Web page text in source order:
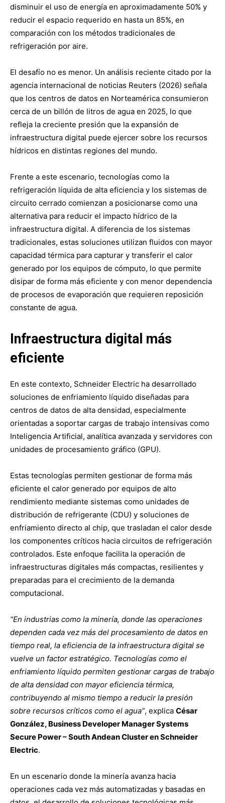
disminuir el uso de energía en aproximadamente 50% y
reducir el espacio requerido en hasta un 85%, en
comparación con los métodos tradicionales de
refrigeración por aire.
El desafío no es menor. Un análisis reciente citado por la
agencia internacional de noticias Reuters (2026) señala
que los centros de datos en Norteamérica consumieron
cerca de un billón de litros de agua en 2025, lo que
refleja la creciente presión que la expansión de
infraestructura digital puede ejercer sobre los recursos
hídricos en distintas regiones del mundo.
Frente a este escenario, tecnologías como la
refrigeración líquida de alta eficiencia y los sistemas de
circuito cerrado comienzan a posicionarse como una
alternativa para reducir el impacto hídrico de la
infraestructura digital. A diferencia de los sistemas
tradicionales, estas soluciones utilizan fluidos con mayor
capacidad térmica para capturar y transferir el calor
generado por los equipos de cómputo, lo que permite
disipar de forma más eficiente y con menor dependencia
de procesos de evaporación que requieren reposición
constante de agua.
Infraestructura digital más
eficiente
En este contexto, Schneider Electric ha desarrollado
soluciones de enfriamiento líquido diseñadas para
centros de datos de alta densidad, especialmente
orientadas a soportar cargas de trabajo intensivas como
Inteligencia Artificial, analítica avanzada y servidores con
unidades de procesamiento gráfico (GPU).
Estas tecnologías permiten gestionar de forma más
eficiente el calor generado por equipos de alto
rendimiento mediante sistemas como unidades de
distribución de refrigerante (CDU) y soluciones de
enfriamiento directo al chip, que trasladan el calor desde
los componentes críticos hacia circuitos de refrigeración
controlados. Este enfoque facilita la operación de
infraestructuras digitales más compactas, resilientes y
preparadas para el crecimiento de la demanda
computacional.
“En industrias como la minería, donde las operaciones
dependen cada vez más del procesamiento de datos en
tiempo real, la eficiencia de la infraestructura digital se
vuelve un factor estratégico. Tecnologías como el
enfriamiento líquido permiten gestionar cargas de trabajo
de alta densidad con mayor eficiencia térmica,
contribuyendo al mismo tiempo a reducir la presión
sobre recursos críticos como el agua”, explica César
González, Business Developer Manager Systems
Secure Power – South Andean Cluster en Schneider
Electric.
En un escenario donde la minería avanza hacia
operaciones cada vez más automatizadas y basadas en